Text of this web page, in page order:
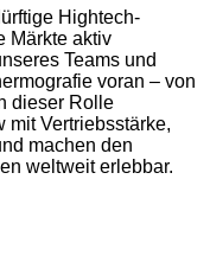
Hightech-
Märkte aktiv
Teams und
voran – von
dieser Rolle
mit Vertriebsstärke,
machen den
weltweit erlebbar.